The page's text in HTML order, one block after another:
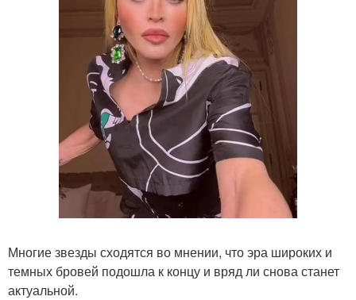
Многие звезды сходятся во мнении, что эра широких и
темных бровей подошла к концу и вряд ли снова станет
актуальной.